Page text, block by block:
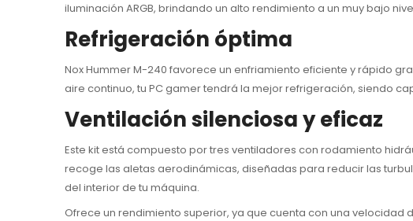
iluminación ARGB, brindando un alto rendimiento a un muy bajo
Refrigeración óptima
Nox Hummer M-240 favorece un enfriamiento eficiente y rápido
aire continuo, tu PC gamer tendrá la mejor refrigeración, siendo
Ventilación silenciosa y eficaz
Este kit está compuesto por tres ventiladores con rodamiento
recoge las aletas aerodinámicas, diseñadas para reducir las
del interior de tu máquina.
Ofrece un rendimiento superior, ya que cuenta con una velocidad